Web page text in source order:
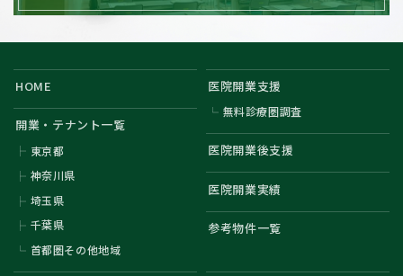
HOME
開業・テナント一覧
東京都
神奈川県
埼玉県
千葉県
首都圏その他地域
医院開業支援
無料診療圏調査
医院開業後支援
医院開業実績
参考物件一覧